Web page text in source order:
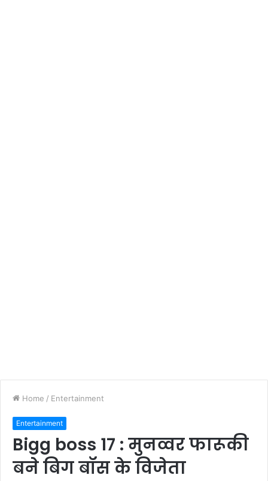
Home / Entertainment
Entertainment
Bigg boss 17 : मुनव्वर फारूकी
बने बिग बॉस के विजेता